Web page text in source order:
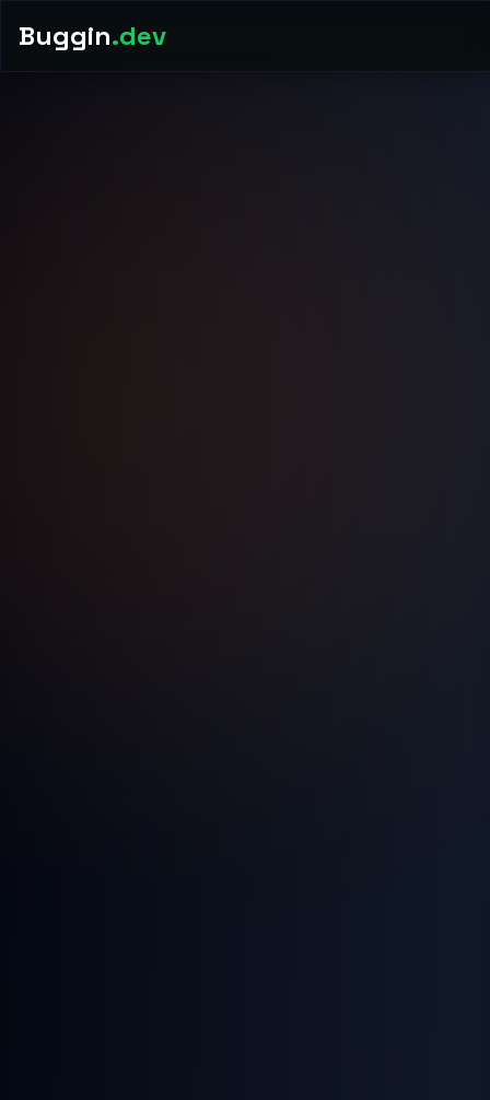
Buggin.dev